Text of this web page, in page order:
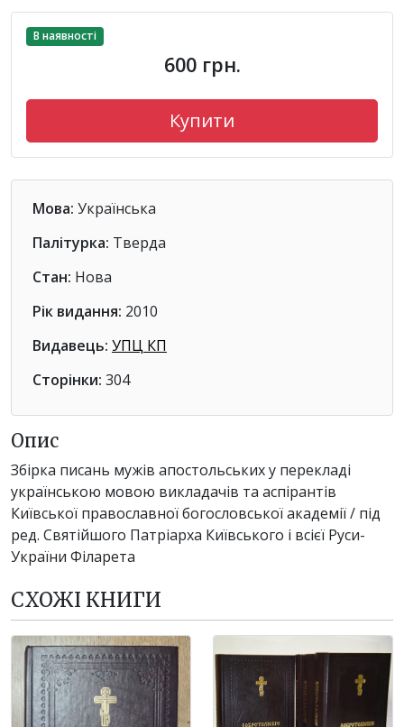
В наявності
600 грн.
Купити
Мова: Українська
Палітурка: Тверда
Стан: Нова
Рік видання: 2010
Видавець: УПЦ КП
Сторінки: 304
Опис
Збірка писань мужів апостольських у перекладі
українською мовою викладачів та аспірантів
Київської православної богословської академії / під
ред. Святійшого Патріарха Київського і всієї Руси-
України Філарета
СХОЖІ КНИГИ